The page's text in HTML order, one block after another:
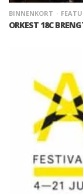
BINNENKORT
ORKEST 18C